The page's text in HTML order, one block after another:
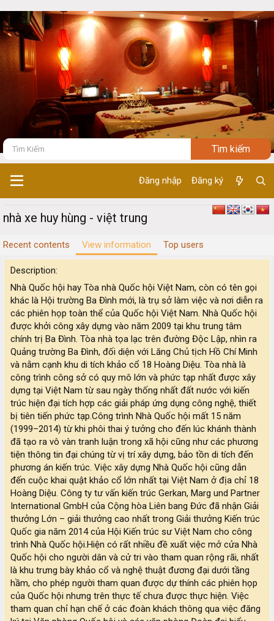
Đăng nhập Đăng ký
nhà xe huy hùng - việt trung
Recent contents View information Top users
Description
Nhà Quốc hội hay Tòa nhà Quốc hội Việt Nam, còn có tên gọi
khác là Hội trường Ba Đình mới, là trụ sở làm việc và nơi diễn ra
các phiên họp toàn thể của Quốc hội Việt Nam. Nhà Quốc hội
được khởi công xây dựng vào năm 2009 tại khu trung tâm
chính trị Ba Đình. Tòa nhà tọa lạc trên đường Độc Lập, nhìn ra
Quảng trường Ba Đình, đối diện với Lăng Chủ tịch Hồ Chí Minh
và nằm cạnh khu di tích khảo cổ 18 Hoàng Diệu. Tòa nhà là
công trình công sở có quy mô lớn và phức tạp nhất được xây
dựng tại Việt Nam từ sau ngày thống nhất đất nước với kiến
trúc hiện đại tích hợp các giải pháp ứng dụng công nghệ, thiết
bị tiên tiến phức tạp.Công trình Nhà Quốc hội mất 15 năm
(1999–2014) từ khi phôi thai ý tưởng cho đến lúc khánh thành
đã tạo ra vô vàn tranh luận trong xã hội cũng như các phương
tiện thông tin đại chúng từ vị trí xây dựng, bảo tồn di tích đến
phương án kiến trúc. Việc xây dựng Nhà Quốc hội cũng dẫn
đến cuộc khai quật khảo cổ lớn nhất tại Việt Nam ở địa chỉ 18
Hoàng Diệu. Công ty tư vấn kiến trúc Gerkan, Marg und Partner
International GmbH của Cộng hòa Liên bang Đức đã nhận Giải
thưởng Lớn – giải thưởng cao nhất trong Giải thưởng Kiến trúc
Quốc gia năm 2014 của Hội Kiến trúc sư Việt Nam cho công
trình Nhà Quốc hội.Hiện có rất nhiều đề xuất việc mở cửa Nhà
Quốc hội cho người dân và cử tri vào tham quan rộng rãi, nhất
là khu trưng bày khảo cổ và nghệ thuật đương đại dưới tầng
hầm, cho phép người tham quan được dự thính các phiên họp
của Quốc hội nhưng trên thực tế chưa được thực hiện. Việc
tham quan chỉ hạn chế ở các đoàn khách thông qua việc đăng